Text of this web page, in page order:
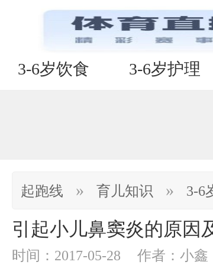
3-6岁饮食 3-6岁护理
起跑线 » 育儿知识 » 3-6
引起小儿鼻窦炎的原因
时间：2017-05-28 作者：小鑫